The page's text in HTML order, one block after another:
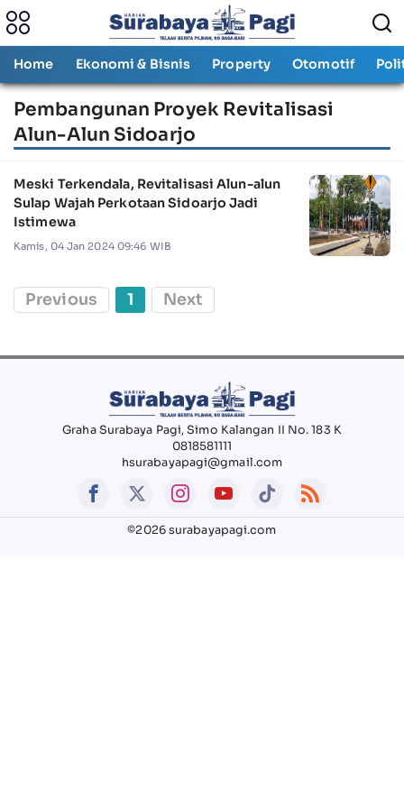
Home Ekonomi & Bisnis Property Otomotif
Pembangunan Proyek Revitalisasi
Alun-Alun Sidoarjo
Meski Terkendala, Revitalisasi Alun-alun
Sulap Wajah Perkotaan Sidoarjo Jadi
Istimewa
Kamis, 04 Jan 2024 09:46 WIB
Previous 1 Next
Graha Surabaya Pagi, Simo Kalangan II No. 183 K
0818581111
hsurabayapagi@gmail.com
©2026 surabayapagi.com